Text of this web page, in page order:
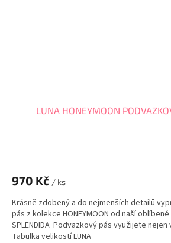
LUNA HONEYMOON
970 Kč / ks
Krásně zdobený a do nejmenších detailů
pás z kolekce HONEYMOON od naší oblíbené
SPLENDIDA Podvazkový pás využijete
Tabulka velikostí LUNA